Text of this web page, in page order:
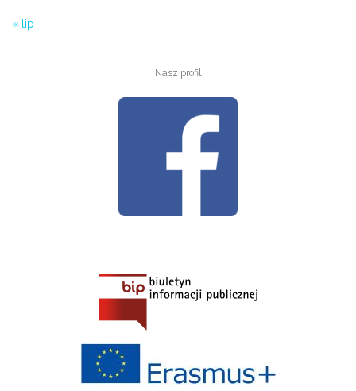
« lip
Nasz profil